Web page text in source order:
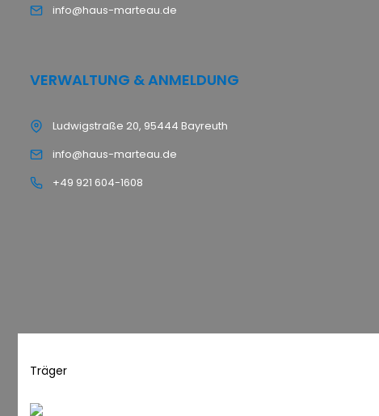
info@haus-marteau.de
VERWALTUNG & ANMELDUNG
Ludwigstraße 20, 95444 Bayreuth
info@haus-marteau.de
+49 921 604-1608
Träger